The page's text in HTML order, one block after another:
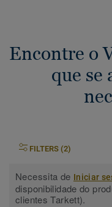
Encontre o
que se
FILTERS (2)
Necessita de Iniciar
disponibilidade do
clientes Tarkett).